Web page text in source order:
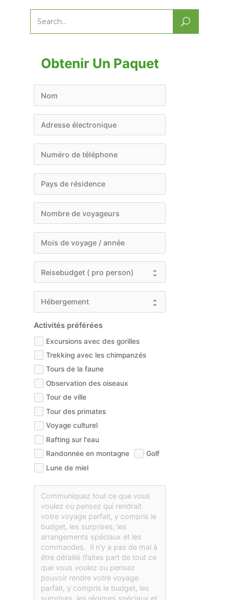
Search
for:
Obtenir Un Paquet
Activités préférées
Excursions avec des gorilles
Trekking avec les chimpanzés
Tours de la faune
Observation des oiseaux
Tour de ville
Tour des primates
Voyage culturel
Rafting sur l'eau
Randonnée en montagne
Golf
Lune de miel